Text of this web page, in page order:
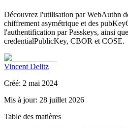
Découvrez l'utilisation par WebAuthn
chiffrement asymétrique et des
l'authentification par Passkeys, ainsi
credentialPublicKey, CBOR et COSE.
Vincent Delitz
Créé: 2 mai 2024
Mis à jour: 28 juillet 2026
Table des matières